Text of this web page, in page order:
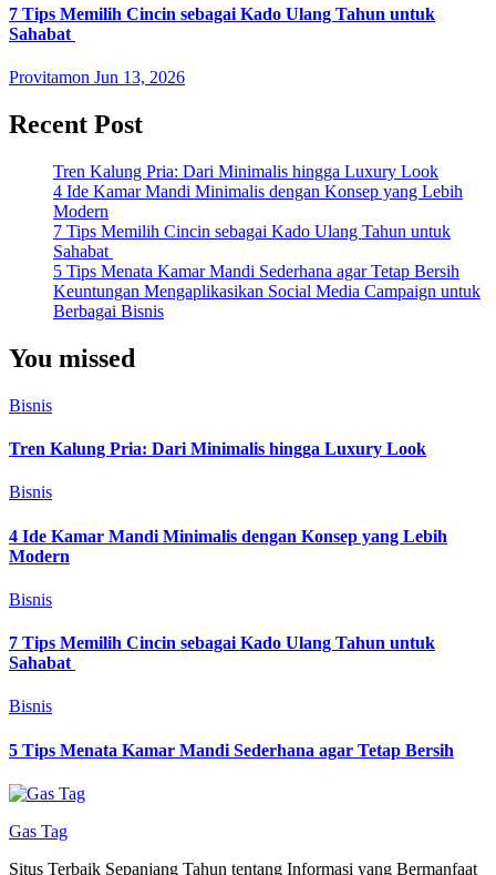
7 Tips Memilih Cincin sebagai Kado Ulang Tahun untuk
Sahabat
Provitamon Jun 13, 2026
Recent Post
Tren Kalung Pria: Dari Minimalis hingga Luxury Look
4 Ide Kamar Mandi Minimalis dengan Konsep yang Lebih
Modern
7 Tips Memilih Cincin sebagai Kado Ulang Tahun untuk
Sahabat
5 Tips Menata Kamar Mandi Sederhana agar Tetap Bersih
Keuntungan Mengaplikasikan Social Media Campaign untuk
Berbagai Bisnis
You missed
Bisnis
Tren Kalung Pria: Dari Minimalis hingga Luxury Look
Bisnis
4 Ide Kamar Mandi Minimalis dengan Konsep yang Lebih
Modern
Bisnis
7 Tips Memilih Cincin sebagai Kado Ulang Tahun untuk
Sahabat
Bisnis
5 Tips Menata Kamar Mandi Sederhana agar Tetap Bersih
Gas Tag
Situs Terbaik Sepanjang Tahun tentang Informasi yang Bermanfaat